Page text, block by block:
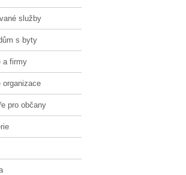
služby
s byty
a firmy
organizace
pro občany